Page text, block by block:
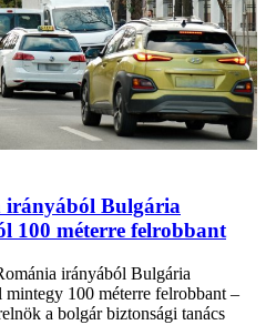
irányából Bulgária
100 méterre felrobbant
irányából Bulgária
mintegy 100 méterre felrobbant –
a bolgár biztonsági tanács